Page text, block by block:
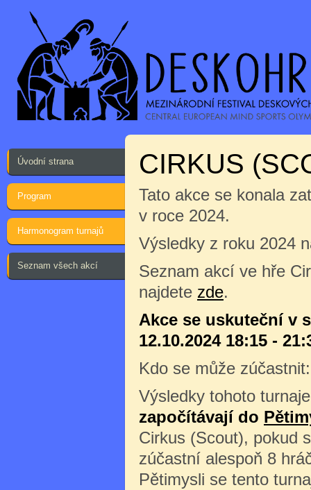
Úvodní strana
Program
Harmonogram turnajů
Seznam všech akcí
CIRKUS
Tato akce se konala
v roce 2024.
Výsledky z roku 2024
Seznam akcí ve hře
najdete zde.
Akce se uskuteční v
12.10.2024 18:15 -
Kdo se může
Výsledky tohoto
započítávají do
Cirkus (Scout), pokud
zúčastní alespoň 8
Pětimysli se tento